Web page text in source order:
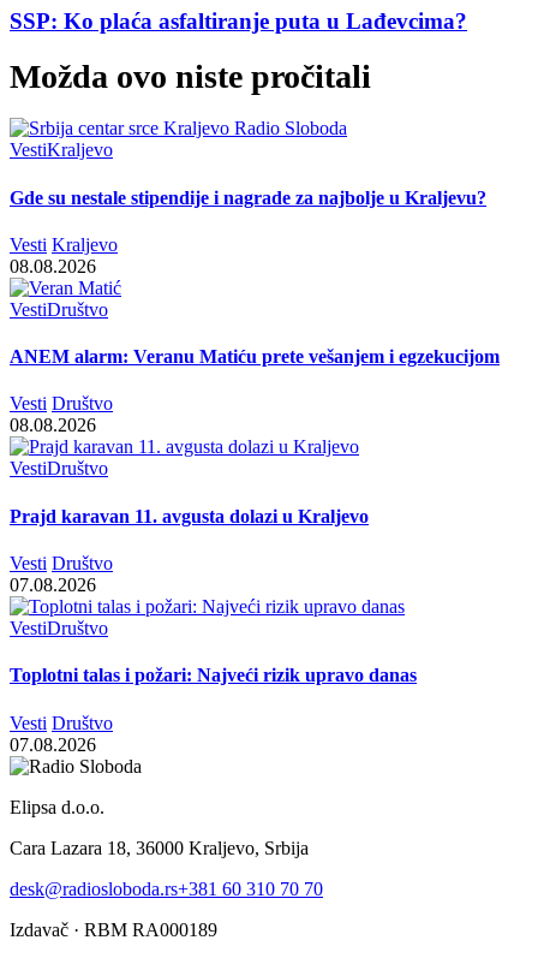
SSP: Ko plaća asfaltiranje puta u Lađevcima?
Možda ovo niste pročitali
VestiKraljevo
Gde su nestale stipendije i nagrade za najbolje u Kraljevu?
Vesti Kraljevo
08.08.2026
VestiDruštvo
ANEM alarm: Veranu Matiću prete vešanjem i egzekucijom
Vesti Društvo
08.08.2026
VestiDruštvo
Prajd karavan 11. avgusta dolazi u Kraljevo
Vesti Društvo
07.08.2026
VestiDruštvo
Toplotni talas i požari: Najveći rizik upravo danas
Vesti Društvo
07.08.2026
Elipsa d.o.o.
Cara Lazara 18, 36000 Kraljevo, Srbija
desk@radiosloboda.rs+381 60 310 70 70
Izdavač · RBM RA000189